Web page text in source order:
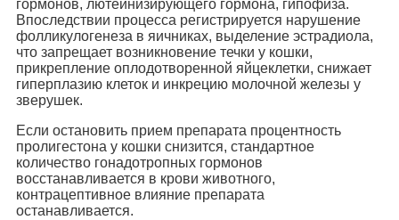
гормонов, лютеинизирующего гормона, гипофиза.
Впоследствии процесса регистрируется нарушение
фолликулогенеза в яичниках, выделение эстрадиола,
что запрещает возникновение течки у кошки,
прикрепление оплодотворенной яйцеклетки, снижает
гиперплазию клеток и инкрецию молочной железы у
зверушек.
Если остановить прием препарата процентность
пролигестона у кошки снизится, стандартное
количество гонадотропных гормонов
восстанавливается в крови животного,
контрацептивное влияние препарата
останавливается.